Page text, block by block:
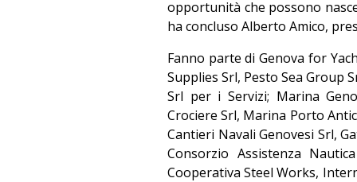
opportunità che possono
ha concluso Alberto Amico,
Fanno parte di Genova for
Supplies Srl, Pesto Sea Group
Srl per i Servizi; Marina
Crociere Srl, Marina Porto
Cantieri Navali Genovesi Srl,
Consorzio Assistenza
Cooperativa Steel Works,